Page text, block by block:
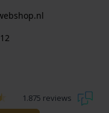
1.875 reviews